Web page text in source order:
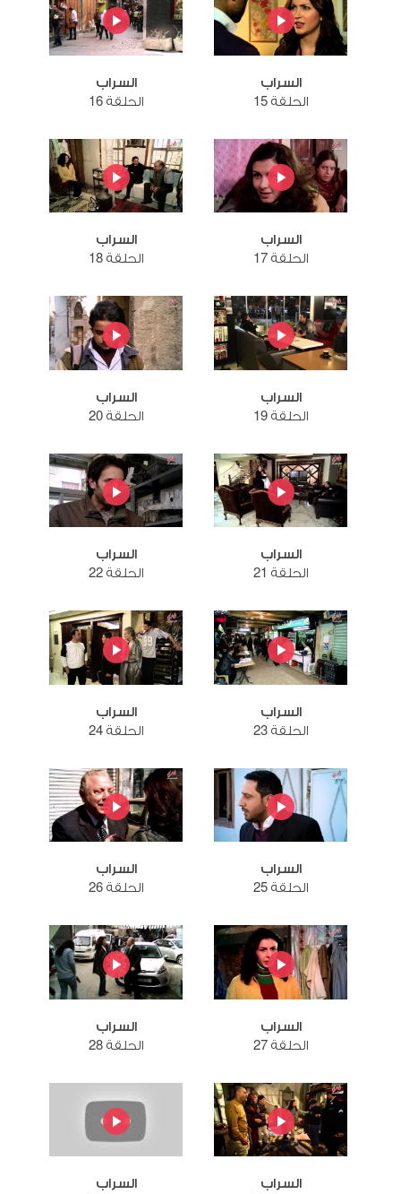
السراب
الحلقة 15
السراب
الحلقة 16
السراب
الحلقة 17
السراب
الحلقة 18
السراب
الحلقة 19
السراب
الحلقة 20
السراب
الحلقة 21
السراب
الحلقة 22
السراب
الحلقة 23
السراب
الحلقة 24
السراب
الحلقة 25
السراب
الحلقة 26
السراب
الحلقة 27
السراب
الحلقة 28
السراب
السراب